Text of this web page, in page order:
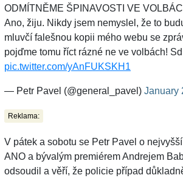
ODMÍTNĚME ŠPINAVOSTI VE
Ano, žiju. Nikdy jsem nemyslel, že to
mluvčí falešnou kopii mého webu se
pojďme tomu říct rázné ne ve volbách!
pic.twitter.com/yAnFUKSKH1
— Petr Pavel (@general_pavel) January
Reklama:
V pátek a sobotu se Petr Pavel o
ANO a bývalým premiérem Andrejem
odsoudil a věří, že policie případ